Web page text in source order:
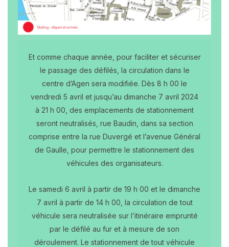
Et comme chaque année, pour faciliter et sécuriser
le passage des défilés, la circulation dans le
centre d’Agen sera modifiée. Dès 8 h 00 le
vendredi 5 avril et jusqu’au dimanche 7 avril 2024
à 21 h 00, des emplacements de stationnement
seront neutralisés, rue Baudin, dans sa section
comprise entre la rue Duvergé et l’avenue Général
de Gaulle, pour permettre le stationnement des
véhicules des organisateurs.
Le samedi 6 avril à partir de 19 h 00 et le dimanche
7 avril à partir de 14 h 00, la circulation de tout
véhicule sera neutralisée sur l’itinéraire emprunté
par le défilé au fur et à mesure de son
déroulement. Le stationnement de tout véhicule